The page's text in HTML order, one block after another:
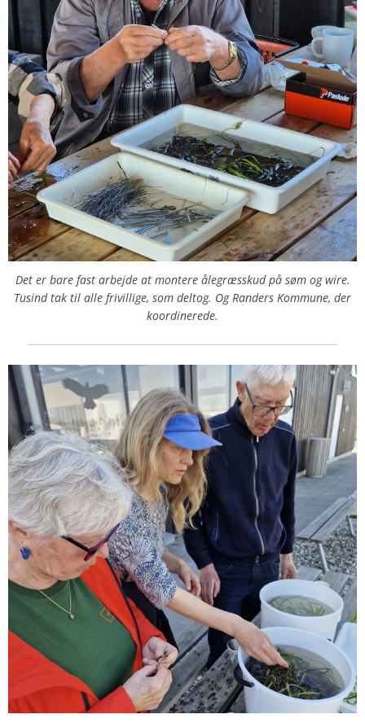
Det er bare fast arbejde at montere ålegræsskud på søm og wire.
Tusind tak til alle frivillige, som deltog. Og Randers Kommune, der
koordinerede.